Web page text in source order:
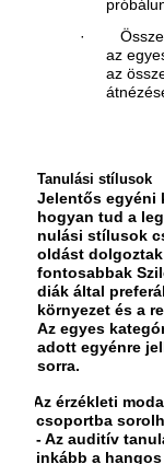
·
az
az
Tanulási stílusok
Jelentős egyéni
hogyan tud a
nulási stílusok
oldást
fontosabbak
diák által
környezet és a
Az egyes
adott egyénre
sorra.
Az érzékleti
csoportba
- Az auditív
inkább a